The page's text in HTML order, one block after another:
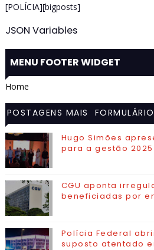
[POLÍCIA][bigposts]
JSON Variables
MENU FOOTER WIDGET
Home
POSTAGENS MAIS
VISITADAS
Hugo Simões
para a gestão
CGU aponta
beneficiadas por
Polícia Federal
suposto atentado